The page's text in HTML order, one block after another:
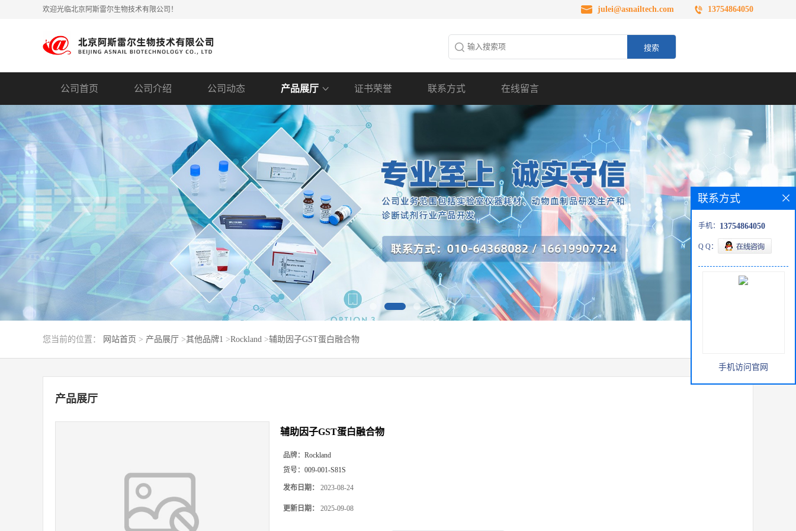
欢迎光临北京阿斯雷尔生物技术有限公司！ julei@asnailtech.com 13754864050
公司首页 公司介绍 公司动态 产品展厅 证书荣誉 联系方式 在线留言
您当前的位置： 网站首页 > 产品展厅 >其他品牌1 >Rockland >辅助因子GST蛋白融合物
产品展厅
辅助因子GST蛋白融合物
品牌： Rockland
货号： 009-001-S81S
发布日期： 2023-08-24
更新日期： 2025-09-08
联系方式
手机： 13754864050
Q Q：
手机访问官网